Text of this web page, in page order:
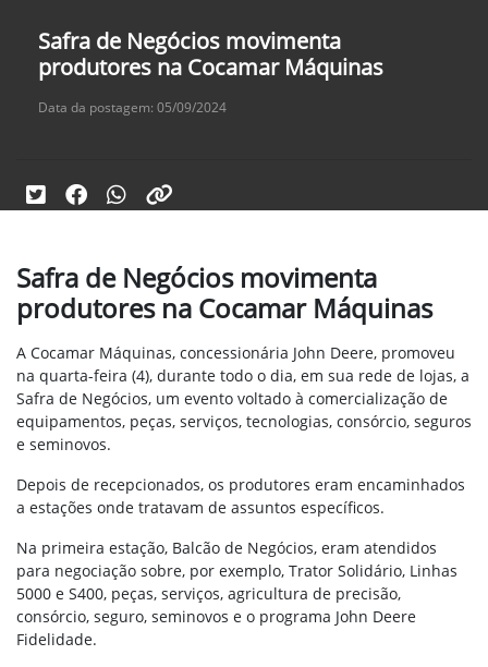
Safra de Negócios movimenta
produtores na Cocamar Máquinas
Data da postagem: 05/09/2024
Safra de Negócios movimenta
produtores na Cocamar Máquinas
A Cocamar Máquinas, concessionária John Deere, promoveu
na quarta-feira (4), durante todo o dia, em sua rede de lojas, a
Safra de Negócios, um evento voltado à comercialização de
equipamentos, peças, serviços, tecnologias, consórcio, seguros
e seminovos.
Depois de recepcionados, os produtores eram encaminhados
a estações onde tratavam de assuntos específicos.
Na primeira estação, Balcão de Negócios, eram atendidos
para negociação sobre, por exemplo, Trator Solidário, Linhas
5000 e S400, peças, serviços, agricultura de precisão,
consórcio, seguro, seminovos e o programa John Deere
Fidelidade.